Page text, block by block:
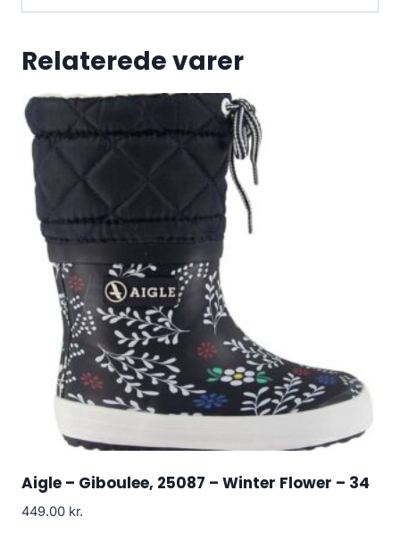
Relaterede varer
Aigle – Giboulee, 25087 – Winter Flower – 34
449.00 kr.